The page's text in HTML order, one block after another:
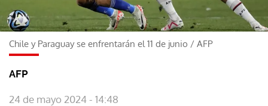
Chile y Paraguay se enfrentarán el 11 de junio / AFP
AFP
24 de mayo 2024 - 14:48